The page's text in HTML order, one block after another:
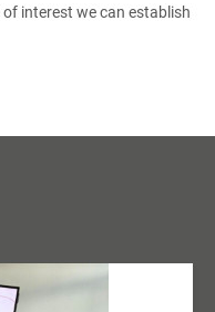
interest we can establish